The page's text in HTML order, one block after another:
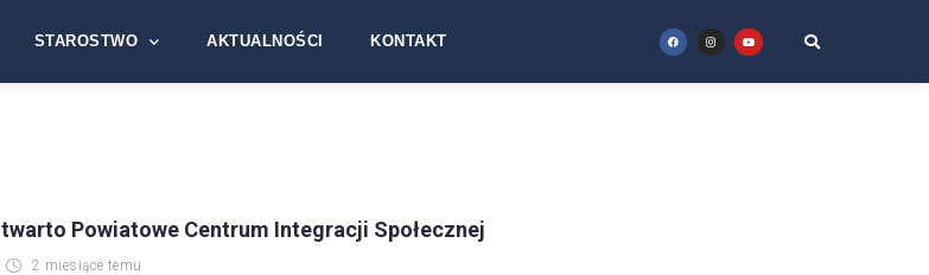
STAROSTWO AKTUALNOŚCI KONTAKT
Powiatowe Centrum Integracji Społecznej
2 miesiące temu